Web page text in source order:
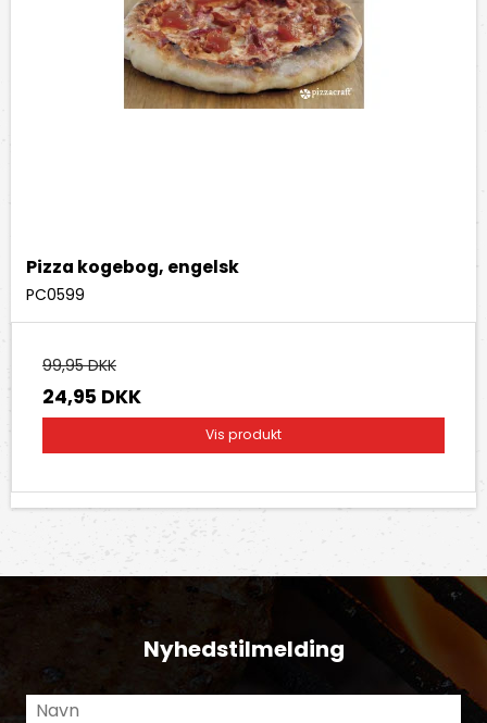
Pizza kogebog, engelsk
PC0599
99,95 DKK
24,95 DKK
Vis produkt
Nyhedstilmelding